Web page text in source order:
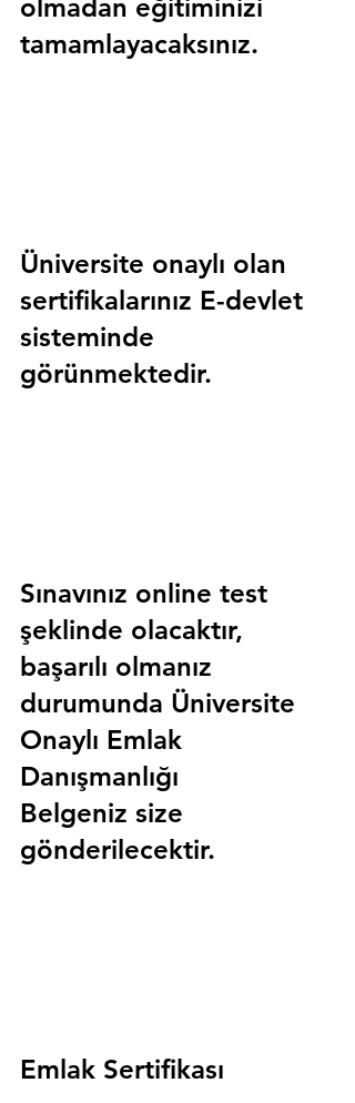
olmadan eğitiminizi
tamamlayacaksınız.
Üniversite onaylı olan
sertifikalarınız E-devlet
sisteminde
görünmektedir.
Sınavınız online test
şeklinde olacaktır,
başarılı olmanız
durumunda Üniversite
Onaylı Emlak
Danışmanlığı
Belgeniz size
gönderilecektir.
Emlak Sertifikası